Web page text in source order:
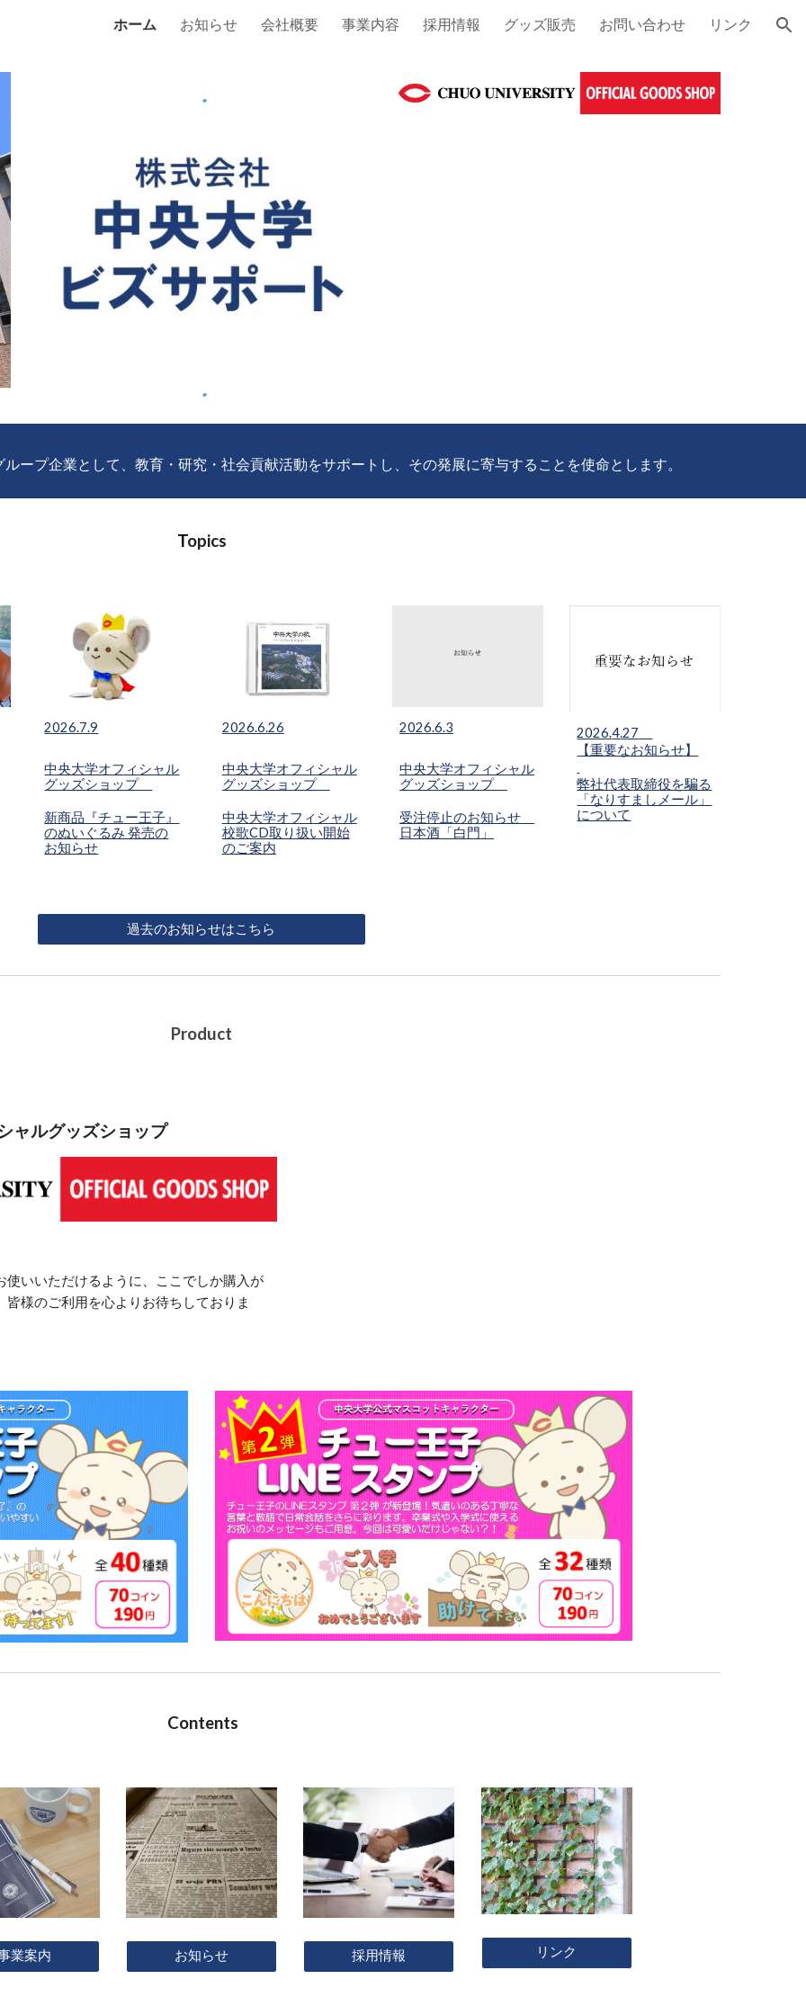
Skip to navigation
ホーム お知らせ 会社概要 事業内容 採用情報 グッズ販売 お問い合わせ リンク
ープ企業として、教育・研究・社会貢献活動をサポートし、その発展に寄与することを使命とします。
Topics
2026.7.9
中央大学オフィシャル
グッズショップ
新商品『チュー王子』
のぬいぐるみ 発売の
お知らせ
2026.6.26
中央大学オフィシャル
グッズショップ
中央大学オフィシャル
校歌CD取り扱い開始
のご案内
2026.6.3
中央大学オフィシャル
グッズショップ
受注停止のお知らせ
日本酒「白門」
2026.4.27
【重要なお知らせ】
弊社代表取締役を騙る
「なりすましメール」
について
過去のお知らせはこちら
Product
ャルグッズショップ
いいただけるように、ここでしか購入が
様のご利用を心よりお待ちしておりま
Contents
業案内 お知らせ 採用情報 リンク